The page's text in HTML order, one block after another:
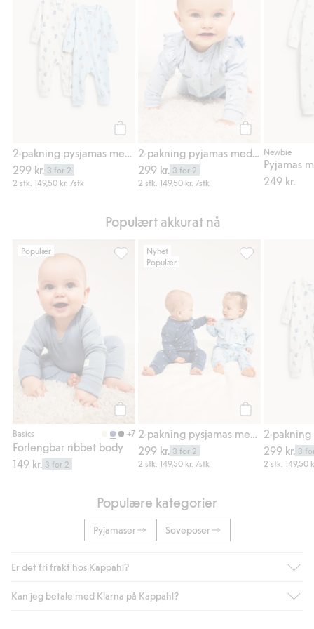
299 kr. 3 for 2
2 stk. 149,50 kr. /stk
299 kr. 3 for 2
2 stk.149,50 kr. /stk
Newbie
Pyjamas
249 kr.
Populært akkurat nå
Populær
Legg til
Basics +7
Forlengbar ribbet body
149 kr. 3 for 2
Forlengbar ribbet body, Legg til i favoriter
Nyhet
Populær
299 kr. 3 for 2
2 stk.149,50 kr. /stk
299 kr. 3
2 stk.149,50
Populære kategorier
Pyjamaser Soveposer
Er det fri frakt hos Kappahl?
Som medlem i Kappahl Club har du alltid gratis frakt til butikk,
Kan jeg betale med Klarna på Kappahl?